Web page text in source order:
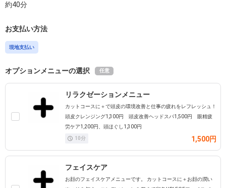
約40分
お支払い方法
現地支払い
オプションメニューの選択 任意
リラクゼーションメニュー
カットコースに＋で頭皮の環境改善と仕事の疲れをレフレッシュ！
頭皮クレンジング1,300円 頭皮改善ヘッドスパ1,500円 眼精疲
労ケア1,200円、頭ほぐし1,300円
10分 1,500円
フェイスケア
お顔のフェイスケアメニューです。 カットコースに＋お顔の潤い